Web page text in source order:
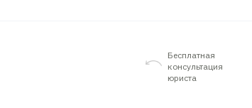
Бесплатная
консультация
юриста